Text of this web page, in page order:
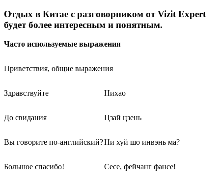
Отдых в Китае с разговорником от Vizit Expert
будет более интересным и понятным.
Часто используемые выражения
Приветствия, общие выражения
Здравствуйте Нихао
До свидания Цзай цзень
Вы говорите по-английский?Ни хуй шо инвэнь ма?
Большое спасибо! Сесе, фейчанг фансе!